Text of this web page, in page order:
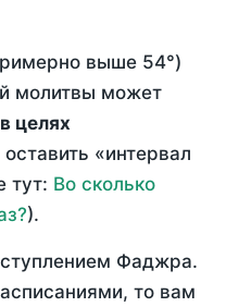
выше 54°)
молитвы может
в целях
«интервал
тут: Во сколько
).
Фаджра.
то вам